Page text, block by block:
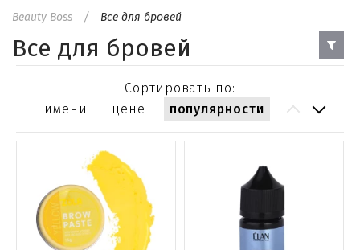
Beauty Boss Все для бровей
Все для бровей
Сортировать по:
имени
цене популярности